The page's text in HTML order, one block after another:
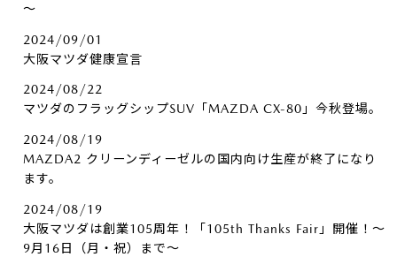
～
2024/09/01
大阪マツダ健康宣言
2024/08/22
マツダのフラッグシップSUV「MAZDA CX-80」今秋登場。
2024/08/19
MAZDA2 クリーンディーゼルの国内向け生産が終了になり
ます。
2024/08/19
大阪マツダは創業105周年！「105th Thanks Fair」開催！～
9月16日（月・祝）まで～